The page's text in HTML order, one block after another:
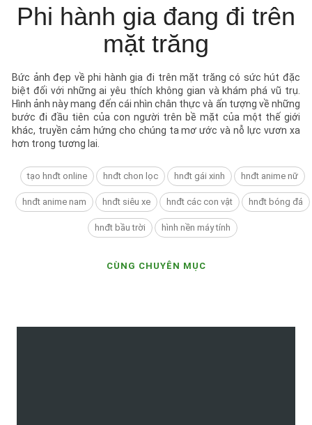
Phi hành gia đang đi trên
mặt trăng
Bức ảnh đẹp về phi hành gia đi trên mặt trăng có sức hút đặc
biệt đối với những ai yêu thích không gian và khám phá vũ trụ.
Hình ảnh này mang đến cái nhìn chân thực và ấn tượng về những
bước đi đầu tiên của con người trên bề mặt của một thế giới
khác, truyền cảm hứng cho chúng ta mơ ước và nỗ lực vươn xa
hơn trong tương lai.
tạo hnđt online hnđt chon lọc hnđt gái xinh hnđt anime nữ
hnđt anime nam hnđt siêu xe hnđt các con vật hnđt bóng đá
hnđt bầu trời hình nền máy tính
CÙNG CHUYÊN MỤC